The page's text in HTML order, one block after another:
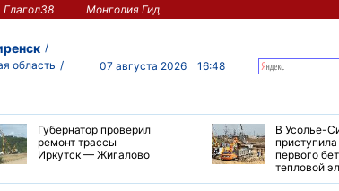
Глагол38 Монголия Гид
область
07 августа 2026 16:48
Губернатор проверил
ремонт трассы
Иркутск — Жигалово
В Усолье-
первого
тепловой